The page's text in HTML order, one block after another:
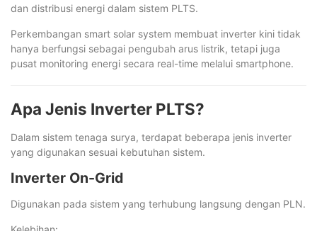
dan distribusi energi dalam sistem PLTS.
Perkembangan smart solar system membuat inverter kini tidak
hanya berfungsi sebagai pengubah arus listrik, tetapi juga
pusat monitoring energi secara real-time melalui smartphone.
Apa Jenis Inverter PLTS?
Dalam sistem tenaga surya, terdapat beberapa jenis inverter
yang digunakan sesuai kebutuhan sistem.
Inverter On-Grid
Digunakan pada sistem yang terhubung langsung dengan PLN.